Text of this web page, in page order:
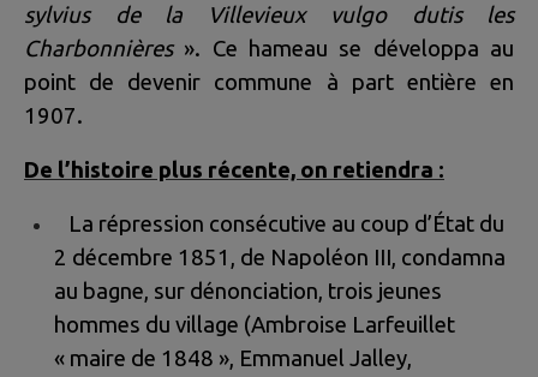
sylvius de la Villevieux vulgo dutis les
Charbonnières ». Ce hameau se développa au
point de devenir commune à part entière en
1907.
De l’histoire plus récente, on retiendra :
La répression consécutive au coup d’État du
2 décembre 1851, de Napoléon III, condamna
au bagne, sur dénonciation, trois jeunes
hommes du village (Ambroise Larfeuillet
« maire de 1848 », Emmanuel Jalley,